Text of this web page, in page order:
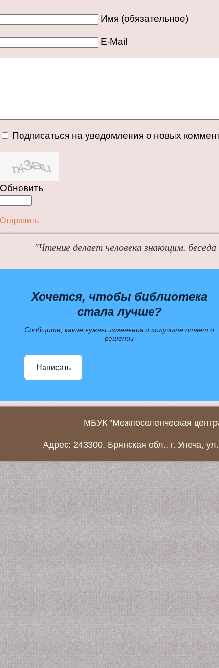
Имя (обязательное)
E-Mail
Подписаться на уведомления о новых
Обновить
Отправить
"Чтение делает человека знающим,
Хочется, чтобы библиотека
стала лучше?
Сообщите, какие нужны изменения и получите ответ о
решении
Написать
МБУК "Межпоселенческая
Адрес: 243300, Брянская обл., г. Унеча,